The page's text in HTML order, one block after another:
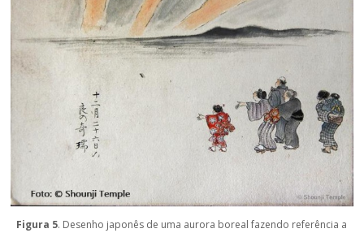
Figura 5. Desenho japonês de uma aurora boreal fazendo referência a